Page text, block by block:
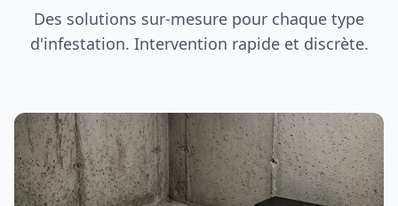
Des solutions sur-mesure pour chaque type
d'infestation. Intervention rapide et discrète.